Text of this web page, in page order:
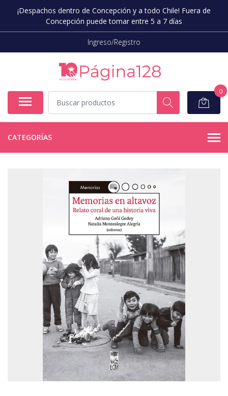
¡Despachos dentro de Concepción y a todo Chile! Fuera de
Concepción puede tomar entre 5 a 7 días
Ingreso/Registro
0
CATEGORÍAS